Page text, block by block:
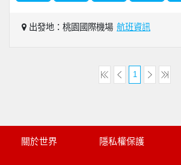
出發地：桃園國際機場 航班資訊
1
關於世界 隱私權保護